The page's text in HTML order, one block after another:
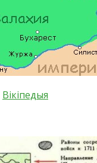
Вiкiпедыя